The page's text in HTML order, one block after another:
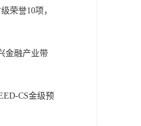
荣誉10项，
金融产业带
CS金级预